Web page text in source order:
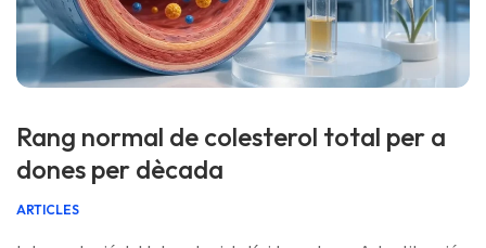
Rang normal de colesterol total per a
dones per dècada
ARTICLES